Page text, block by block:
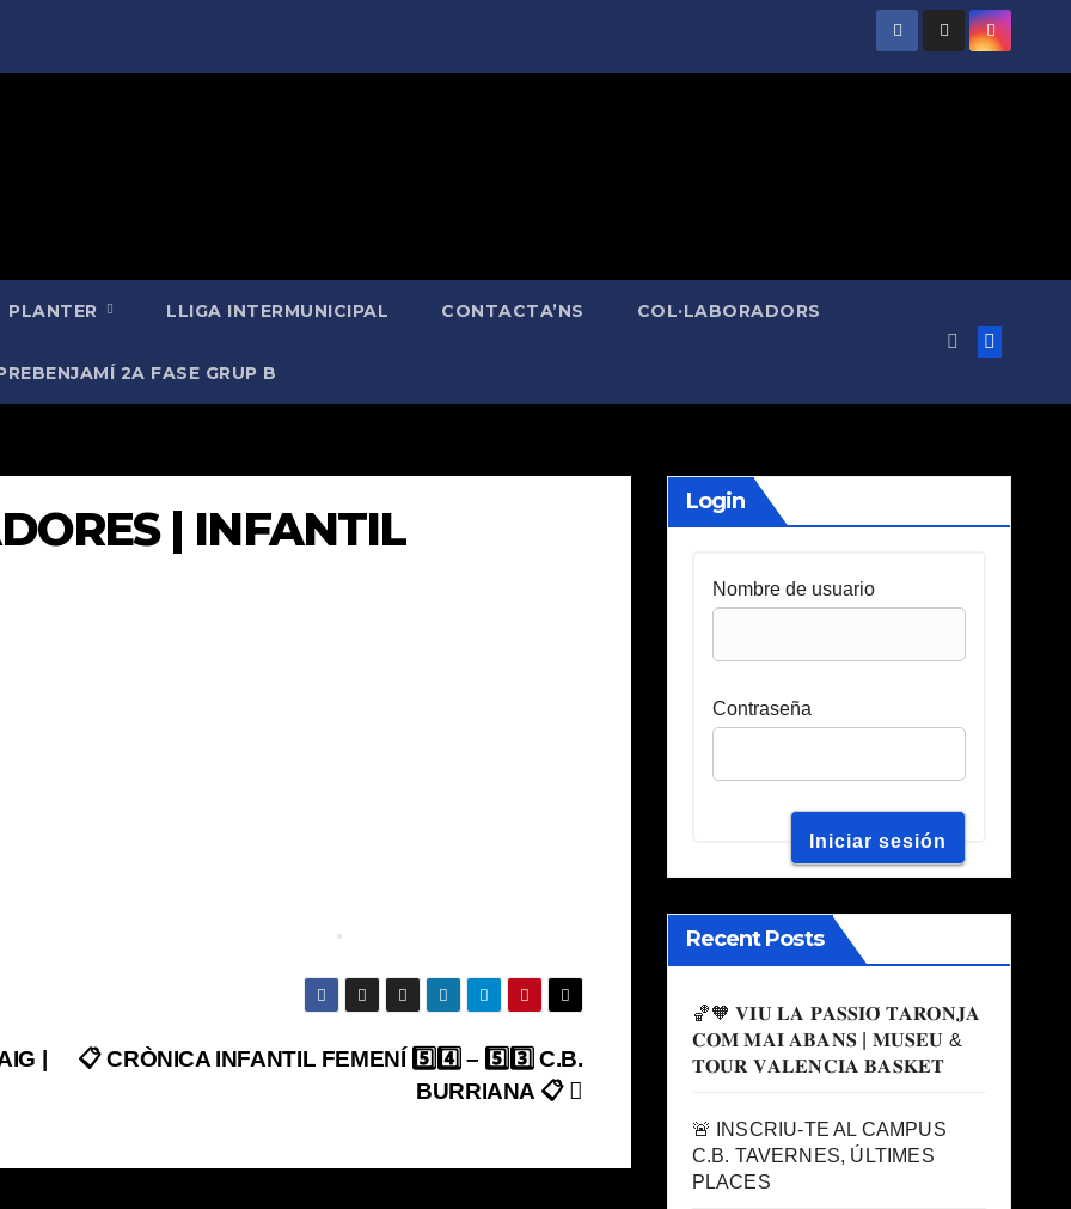
PLANTER LLIGA INTERMUNICIPAL CONTACTA’NS COL·LABORADORS
2A FASE GRUP B
| INFANTIL
📋 CRÒNICA INFANTIL FEMENÍ 5️⃣4️⃣ – 5️⃣3️⃣ C.B.
BURRIANA 📋
|
Login
Nombre de usuario
Contraseña
Recent Posts
🏀🧡 𝐕𝐈𝐔 𝐋𝐀 𝐏𝐀𝐒𝐒𝐈𝐎́ 𝐓𝐀𝐑𝐎𝐍𝐉𝐀
𝐂𝐎𝐌 𝐌𝐀𝐈 𝐀𝐁𝐀𝐍𝐒 | 𝐌𝐔𝐒𝐄𝐔 &
𝐓𝐎𝐔𝐑 𝐕𝐀𝐋𝐄𝐍𝐂𝐈𝐀 𝐁𝐀𝐒𝐊𝐄𝐓
🚨 INSCRIU-TE AL CAMPUS
C.B. TAVERNES, ÚLTIMES
PLACES